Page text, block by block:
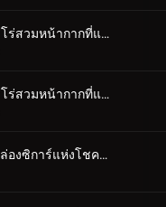
ตอนที่ 341 ฮีโร่สวมหน้ากากที่แสนโสมม (ตอนแรก)
ตอนที่ 342 ฮีโร่สวมหน้ากากที่แสนโสมม (ตอนจบ)
ตอนที่ 343 กล่องซิการ์แห่งโชคลาภ (ตอนแรก)